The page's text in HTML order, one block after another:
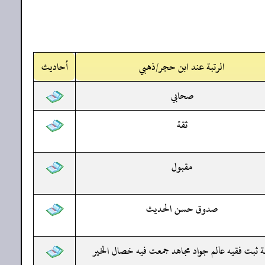
الرتبة عند ابن حجر/ذهبي
أحاديث
صحابي
ثقة
مقبول
صدوق حسن الحديث
ثبت فقيه عالم جواد مجاهد جمعت فيه خصال الخير